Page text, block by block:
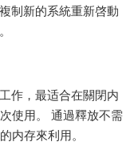
制新的系統重新啓動
作，最适合在關閉内
使用。 通過釋放不需
内存來利用。